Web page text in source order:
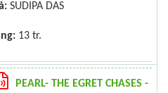
SUDIPA DAS
13 tr.
PEARL- THE EGRET CHASES -